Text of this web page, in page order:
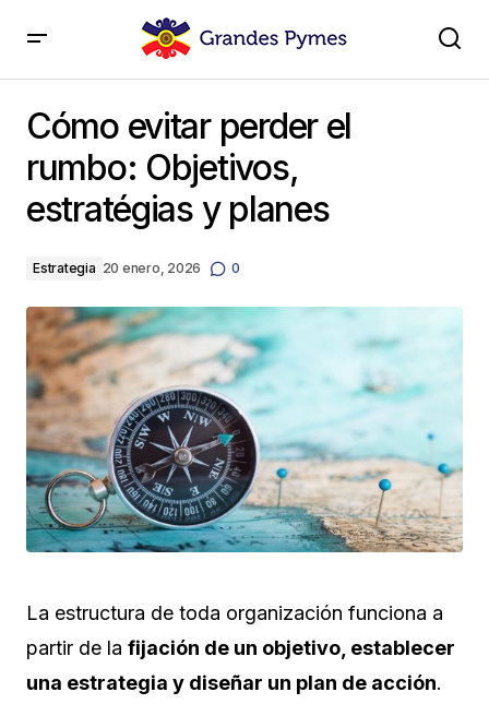
planes
Cómo evitar perder el
rumbo: Objetivos,
estratégias y planes
Estrategia 20 enero, 2026 0
La estructura de toda organización funciona a
partir de la fijación de un objetivo, establecer
una estrategia y diseñar un plan de acción.